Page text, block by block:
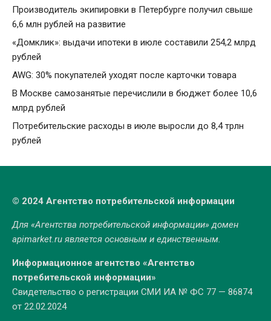
Производитель экипировки в Петербурге получил свыше
6,6 млн рублей на развитие
«Домклик»: выдачи ипотеки в июле составили 254,2 млрд
рублей
AWG: 30% покупателей уходят после карточки товара
В Москве самозанятые перечислили в бюджет более 10,6
млрд рублей
Потребительские расходы в июле выросли до 8,4 трлн
рублей
© 2024 Агентство потребительской информации
Для «Агентства потребительской информации» домен
apimarket.ruявляется основным и единственным.
Информационное агентство «Агентство
потребительской информации»
Свидетельство о регистрации СМИ ИА № ФС 77 — 86874
от 22.02.2024